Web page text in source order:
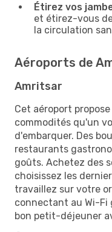
Étirez vos
et étirez-vous
la circulation
Aéroports de
Amritsar
Cet aéroport
commodités qu'un
d'embarquer. Des
restaurants
goûts. Achetez des
choisissez les
travaillez sur votre
connectant au Wi-
bon petit-déjeuner